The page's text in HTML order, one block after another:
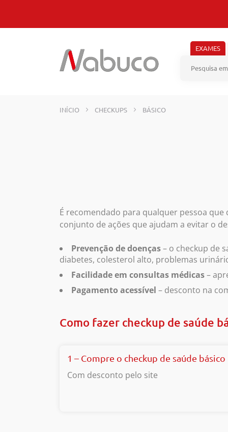
EXAMES
INÍCIO CHECKUPS BÁSICO
É recomendado para qualquer pessoa
conjunto de ações que ajudam a evitar o
Prevenção de doenças– o checkup de
diabetes, colesterol alto, problemas
Facilidade em consultas médicas–
Pagamento acessível – desconto na
Como fazer checkup de saúde
1 – Compre o checkup de saúde básico
Com desconto pelo site